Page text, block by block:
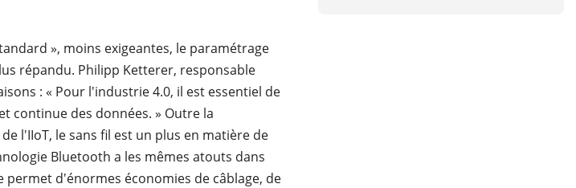
», moins exigeantes, le paramétrage
répandu. Philipp Ketterer, responsable
: « Pour l'industrie 4.0, il est essentiel de
continue des données. » Outre la
l'IIoT, le sans fil est un plus en matière de
Bluetooth a les mêmes atouts dans
permet d'énormes économies de câblage, de